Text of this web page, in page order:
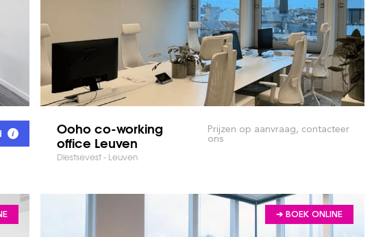
Ooho co-working
office Leuven
Diestsevest - Leuven
Prijzen op aanvraag, contacteer
ons
➔ BOEK ONLINE